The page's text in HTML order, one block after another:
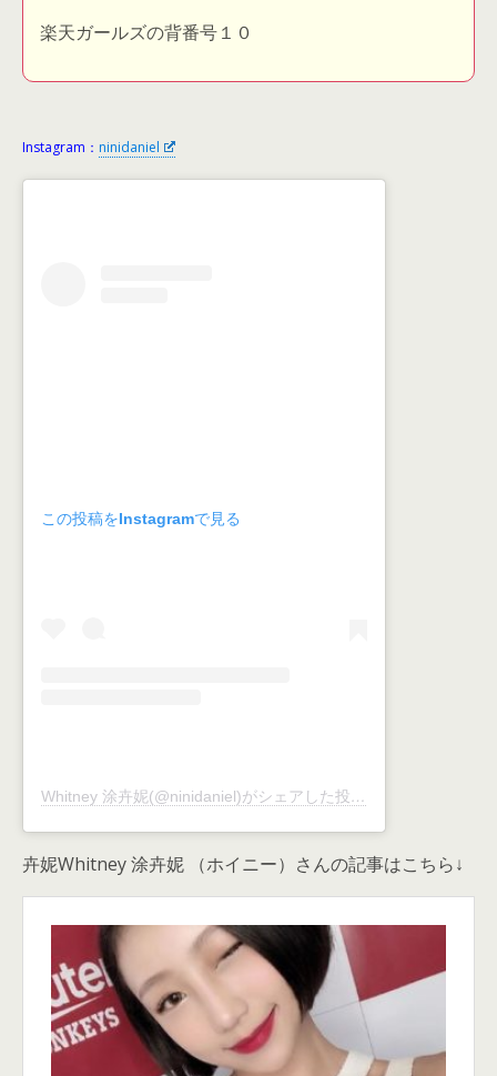
楽天ガールズの背番号１０
Instagram： ninidaniel
この投稿をInstagramで見る
Whitney 涂卉妮(@ninidaniel)がシェアした投稿
卉妮Whitney 涂卉妮 （ホイニー）さんの記事はこちら↓